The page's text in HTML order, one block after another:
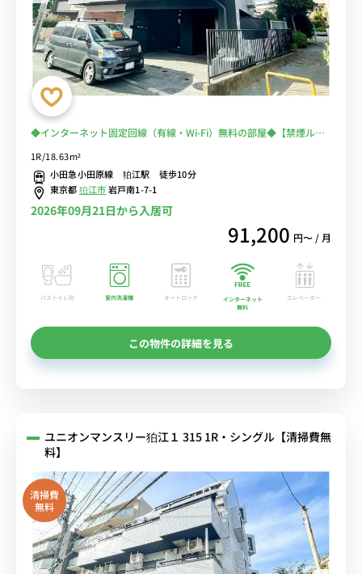
◆インターネット固定回線（有線・Wi-Fi）無料の部屋◆【禁煙ルー
のあるお部屋/小田急小田原線利用で新百合ヶ丘駅や玉川学園前駅ま
で乗換なしでアクセス
1R/18.63m²
小田急小田原線 狛江駅 徒歩10分
東京都狛江市岩戸南1-7-1
2026年09月21日から入居可
91,200 円〜 / 月
バストイレ別 室内洗濯機 オートロック
インターネット
無料
エレベーター
この物件の詳細を見る
ユニオンマンスリー狛江１ 315 1R・シングル【清掃費無
料】
清掃費
無料